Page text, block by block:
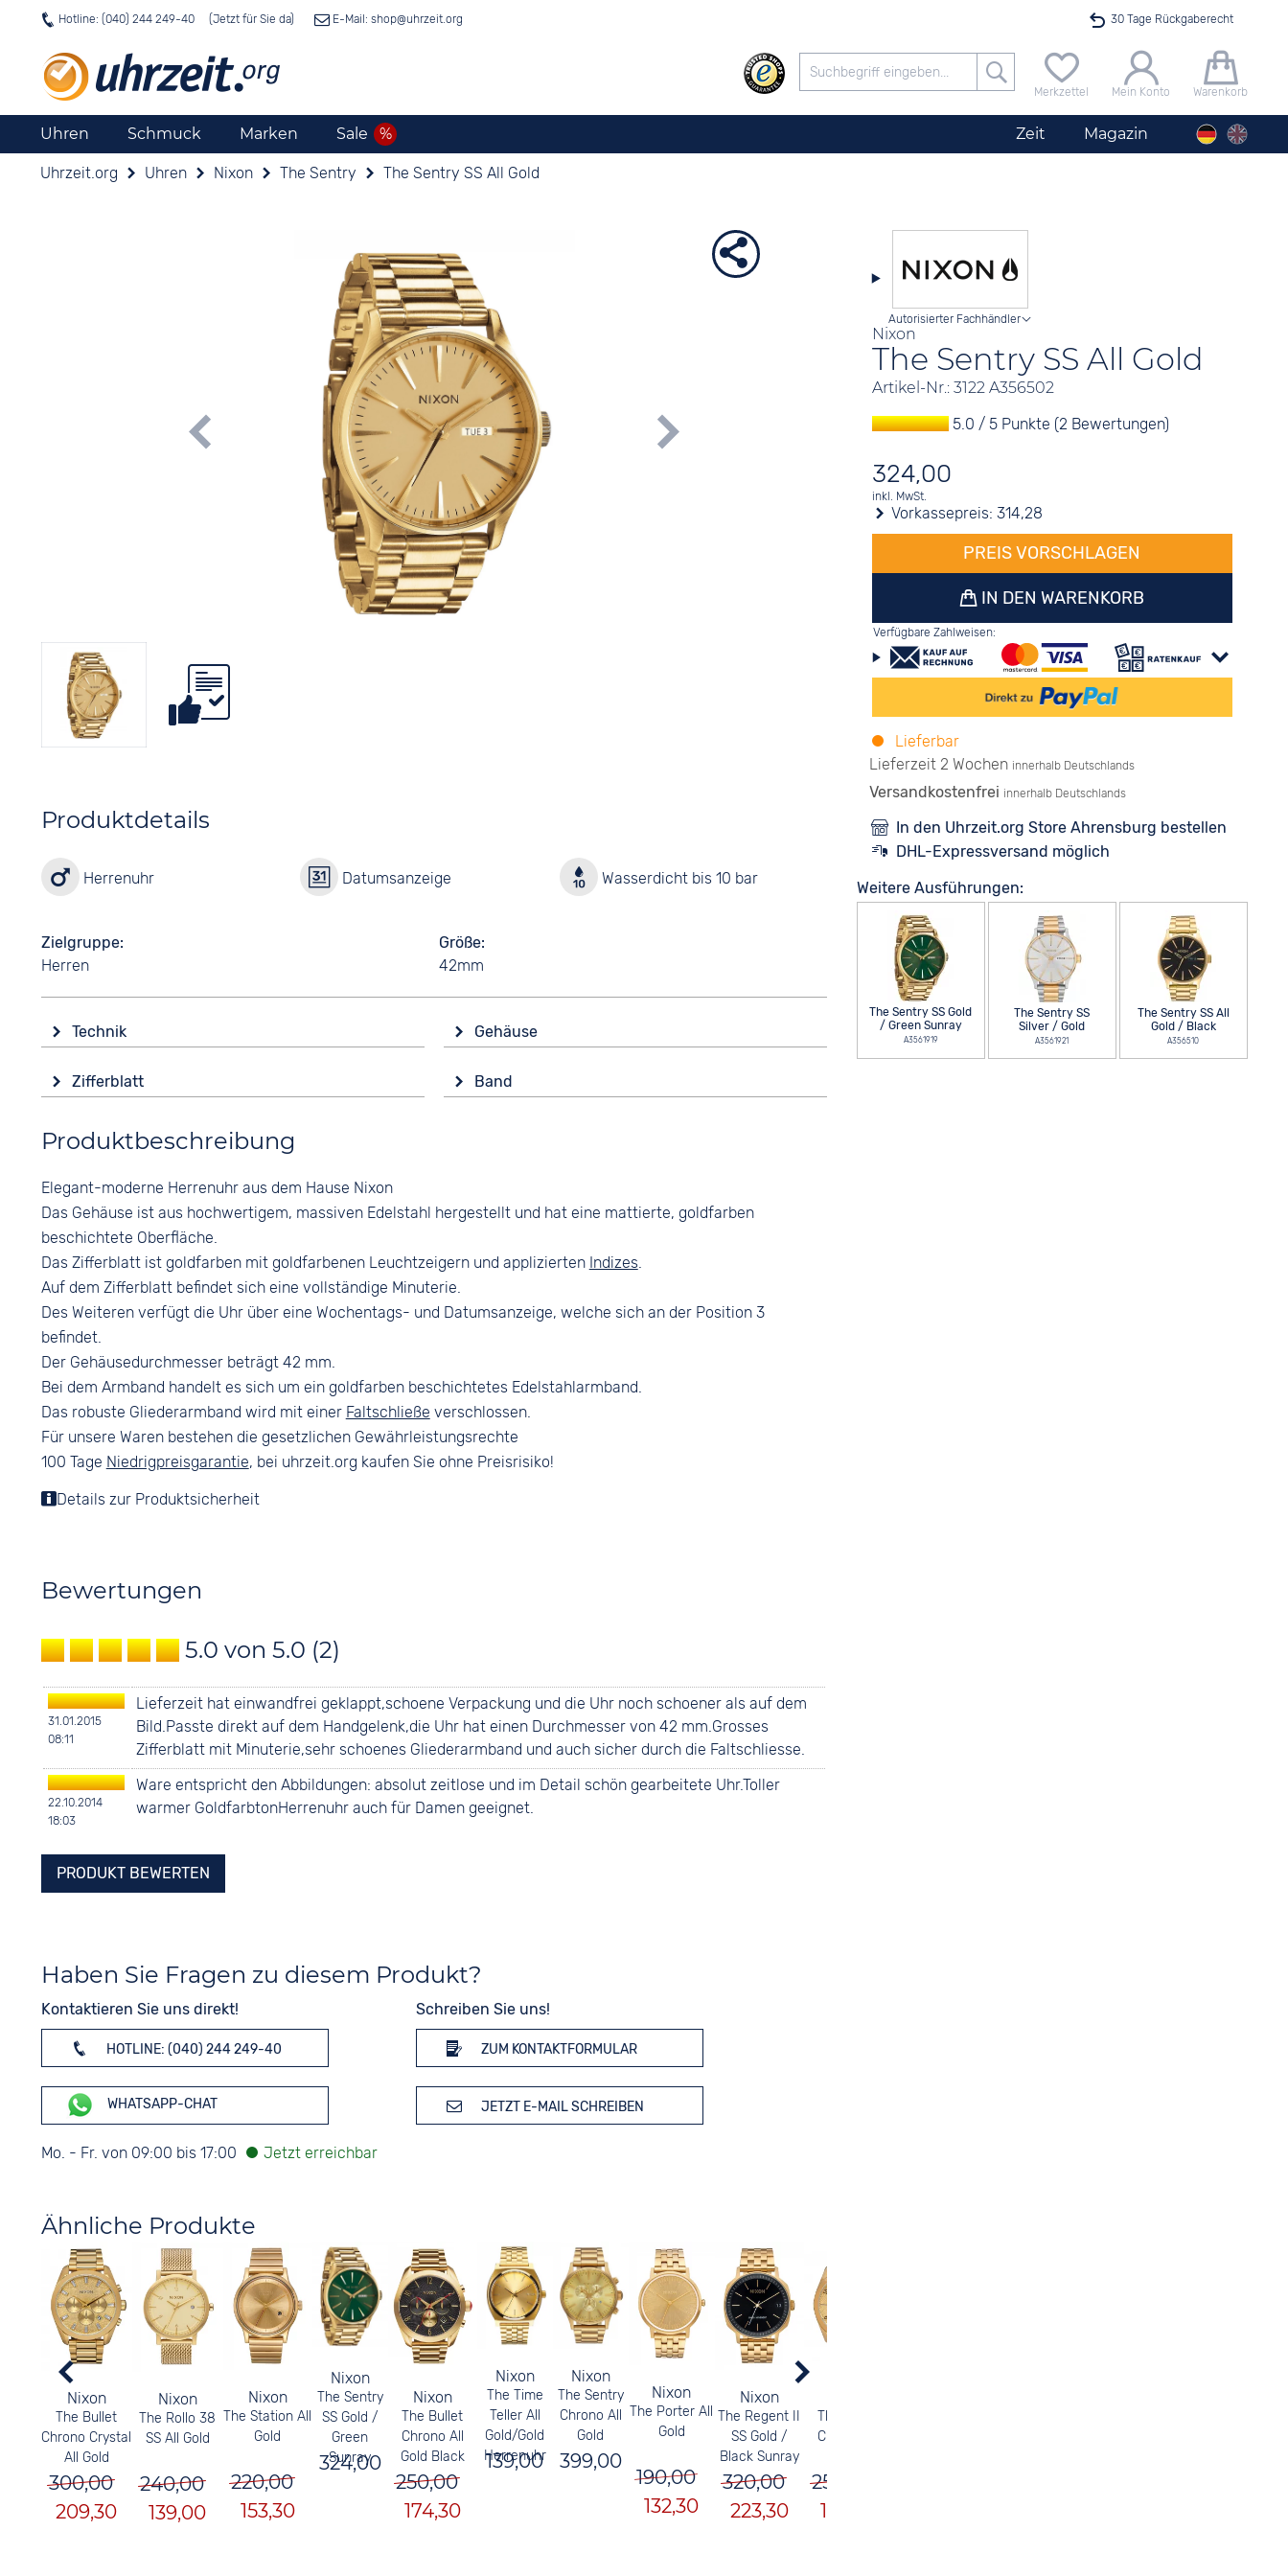
Hotline: (040) 244 249-40 E-Mail: shop@uhrzeit.org 30 Tage Rückgaberecht
Versandkostenfrei ab 40 €
24h Expresslieferung
100 Tage Niedrigpreisgarantie
Merkzettel Mein Konto Warenkorb
Uhren Schmuck Marken Sale Zeit Magazin
Uhrzeit.org Uhren Nixon The Sentry The Sentry SS All Gold
Nixon
The Sentry SS All Gold
Artikel-Nr.: 3122 A356502
Autorisierter Fachhändler
5.0 / 5 Punkte (2 Bewertungen)
324,00
inkl. MwSt.
Vorkassepreis: 314,28
PREIS VORSCHLAGEN
IN DEN WARENKORB
Verfügbare Zahlweisen:
Lieferbar
Lieferzeit 2 Wochen innerhalb Deutschlands
Versandkostenfrei innerhalb Deutschlands
In den Uhrzeit.org Store Ahrensburg bestellen
DHL-Expressversand möglich
Weitere Ausführungen:
The Sentry SS Gold
/ Green Sunray
A3561919
The Sentry SS
Silver / Gold
A3561921
The Sentry SS All
Gold / Black
A356510
Produktdetails
Herrenuhr Datumsanzeige Wasserdicht bis 10 bar
Zielgruppe
Herren
Größe
42mm
Technik
Batterie (Quarz)
10 bar
Funktionen
Datumsanzeige
Gehäuse
Edelstahl
Mineralglas
Gold
Zifferblatt
Analog
Gold
Ziffern
Keine
Band
Faltschließe
Produktbeschreibung
Elegant-moderne Herrenuhr aus dem Hause Nixon
Das Gehäuse ist aus hochwertigem, massiven Edelstahl hergestellt und hat eine mattierte, goldfarben
beschichtete Oberfläche.
Das Zifferblatt ist goldfarben mit goldfarbenen Leuchtzeigern und applizierten Indizes.
Auf dem Zifferblatt befindet sich eine vollständige Minuterie.
Des Weiteren verfügt die Uhr über eine Wochentags- und Datumsanzeige, welche sich an der Position 3
befindet.
Der Gehäusedurchmesser beträgt 42 mm.
Bei dem Armband handelt es sich um ein goldfarben beschichtetes Edelstahlarmband.
Das robuste Gliederarmband wird mit einer Faltschließe verschlossen.
Für unsere Waren bestehen die gesetzlichen Gewährleistungsrechte
100 Tage Niedrigpreisgarantie, bei uhrzeit.org kaufen Sie ohne Preisrisiko!
Details zur Produktsicherheit
Bewertungen
5.0 von 5.0 (2)
31.01.2015
08:11
Lieferzeit hat einwandfrei geklappt,schoene Verpackung und die Uhr noch schoener als auf dem
Bild.Passte direkt auf dem Handgelenk,die Uhr hat einen Durchmesser von 42 mm.Grosses
Zifferblatt mit Minuterie,sehr schoenes Gliederarmband und auch sicher durch die Faltschliesse.
22.10.2014
18:03
Ware entspricht den Abbildungen: absolut zeitlose und im Detail schön gearbeitete Uhr.Toller
warmer GoldfarbtonHerrenuhr auch für Damen geeignet.
PRODUKT BEWERTEN
Haben Sie Fragen zu diesem Produkt?
Kontaktieren Sie uns direkt!
HOTLINE: (040) 244 249-40
WHATSAPP-CHAT
Mo. - Fr. von 09:00 bis 17:00
Schreiben Sie uns!
ZUM KONTAKTFORMULAR
JETZT E-MAIL SCHREIBEN
Ähnliche Produkte
Nixon
The Bullet
Chrono Crystal
All Gold
300,00
209,30
Nixon
The Rollo 38
SS All Gold
240,00
139,00
Nixon
The Station All
Gold
220,00
153,30
Nixon
The Sentry
SS Gold /
Green
Sunray
324,00
Nixon
The Bullet
Chrono All
Gold Black
250,00
174,30
Nixon
The Time
Teller All
Gold/Gold
Herrenuhr
139,00
Nixon
The Sentry
Chrono All
Gold
399,00
Nixon
The Porter All
Gold
190,00
132,30
Nixon
The Regent II
SS Gold /
Black Sunray
320,00
223,30
The Bullet
Chrono All
250,00
174,30